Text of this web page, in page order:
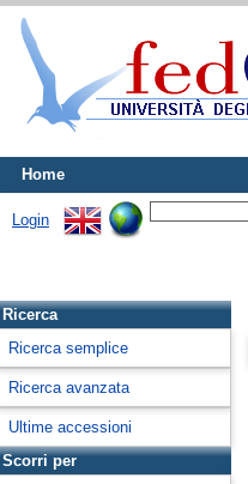
Home
Login
Ricerca
Ricerca semplice
Ricerca avanzata
Ultime accessioni
Scorri per